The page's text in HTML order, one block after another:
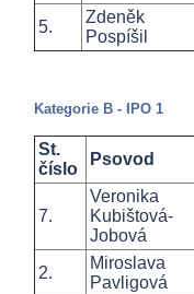
5.
Zdeněk
Pospíšil
Kategorie B - IPO 1
St.
číslo
Psovod
7.
Veronika
Kubištová-
Jobová
2.
Miroslava
Pavligová